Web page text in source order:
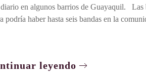
en algunos barrios de Guayaquil. Las
haber hasta seis bandas en la
leyendo